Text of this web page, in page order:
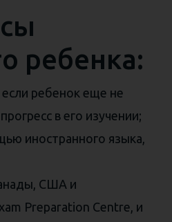
ребенка:
если ребенок еще не
в его изучении;
иностранного языка,
США и
Preparation Centre, и